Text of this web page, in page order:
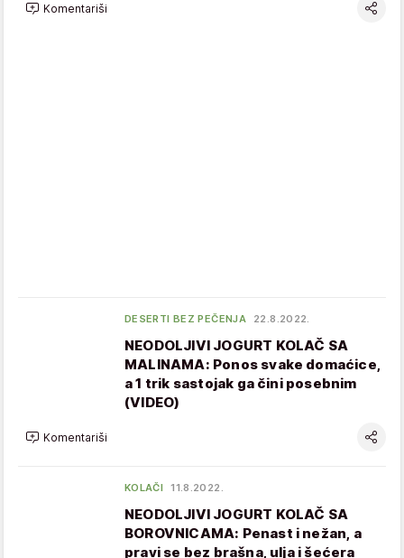
Komentariši
DESERTI BEZ PEČENJA 22.8.2022.
NEODOLJIVI JOGURT KOLAČ SA
MALINAMA: Ponos svake domaćice,
a 1 trik sastojak ga čini posebnim
(VIDEO)
Komentariši
KOLAČI 11.8.2022.
NEODOLJIVI JOGURT KOLAČ SA
BOROVNICAMA: Penast i nežan, a
pravi se bez brašna, ulja i šećera